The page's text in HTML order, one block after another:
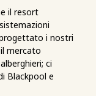
il resort
i nostri
mercato
ci
Blackpool e